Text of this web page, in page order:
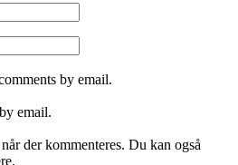
by email.
email.
der kommenteres. Du kan også